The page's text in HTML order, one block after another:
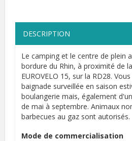
DESCRIPTION
Le camping et le centre de plein
bordure du Rhin, à proximité de
EUROVELO 15, sur la RD28.
baignade surveillée en saison
boulangerie mais, également
de mai à septembre. Animaux
barbecues au gaz sont autorisés.
Mode de commercialisation